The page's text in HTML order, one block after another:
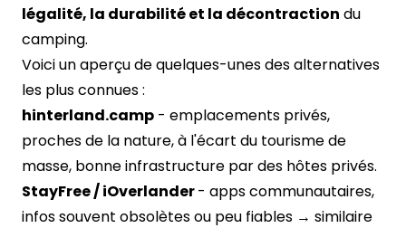
légalité, la durabilité et la décontraction du
camping.
Voici un aperçu de quelques-unes des alternatives
les plus connues :
hinterland.camp - emplacements privés,
proches de la nature, à l'écart du tourisme de
masse, bonne infrastructure par des hôtes privés.
StayFree / iOverlander- apps communautaires,
infos souvent obsolètes ou peu fiables → similaire